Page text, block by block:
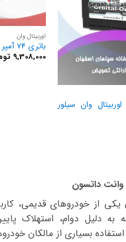
آمپر اوربیتال وان سیلور
اوربیتال وان
باتری 74 آمپر اوربیتال وان پاور پلاس
9,308,000
داتسون
از خودروهای قدیمی،
به دلیل دوام، استهلاک
بسیاری از مالکان